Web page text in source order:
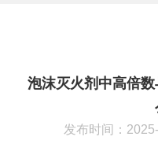
泡沫灭火剂中高倍
发布时间：